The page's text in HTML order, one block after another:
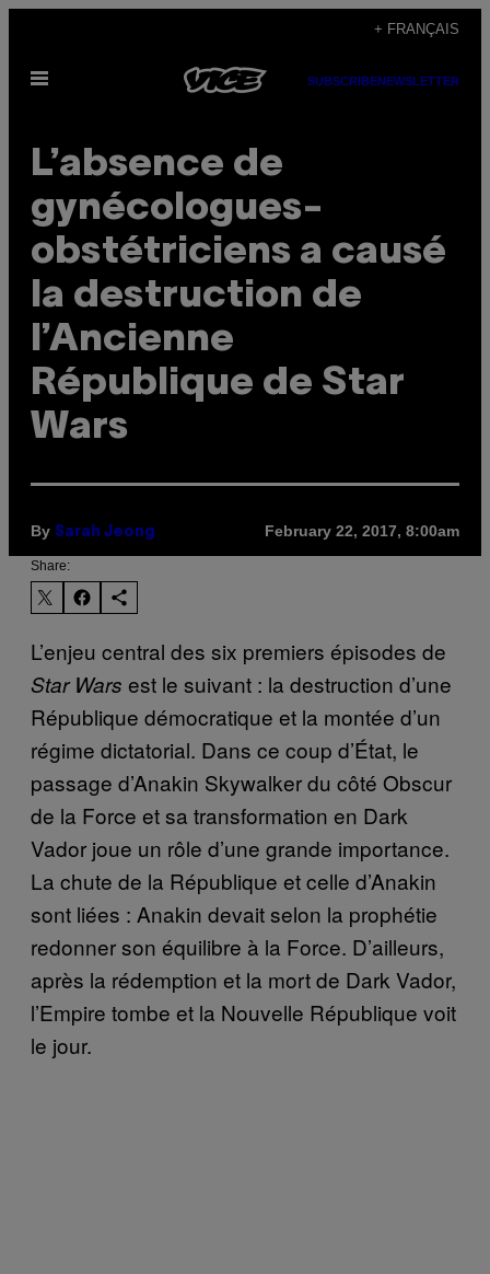
content
+ FRANÇAIS
Open
SUBSCRIBENEWSLETTER
L’absence de
gynécologues-
obstétriciens a causé
la destruction de
l’Ancienne
République de Star
Wars
By Sarah Jeong February 22, 2017, 8:00am
Share:
L’enjeu central des six premiers épisodes de
Star Wars est le suivant : la destruction d’une
République démocratique et la montée d’un
régime dictatorial. Dans ce coup d’État, le
passage d’Anakin Skywalker du côté Obscur
de la Force et sa transformation en Dark
Vador joue un rôle d’une grande importance.
La chute de la République et celle d’Anakin
sont liées : Anakin devait selon la prophétie
redonner son équilibre à la Force. D’ailleurs,
après la rédemption et la mort de Dark Vador,
l’Empire tombe et la Nouvelle République voit
le jour.